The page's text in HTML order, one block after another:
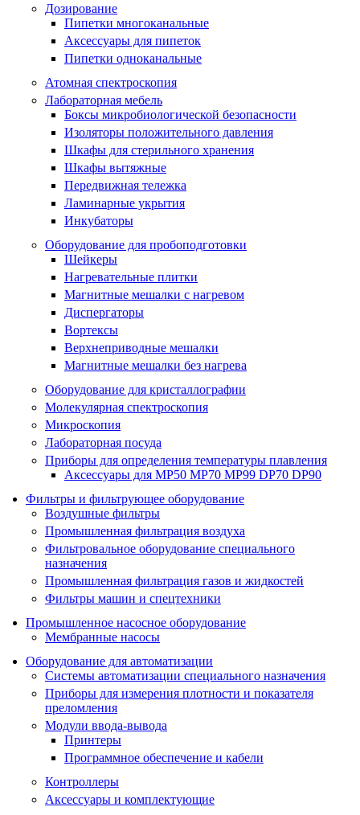
Дозирование
Пипетки многоканальные
Аксессуары для пипеток
Пипетки одноканальные
Атомная спектроскопия
Лабораторная мебель
Боксы микробиологической безопасности
Изоляторы положительного давления
Шкафы для стерильного хранения
Шкафы вытяжные
Передвижная тележка
Ламинарные укрытия
Инкубаторы
Оборудование для пробоподготовки
Шейкеры
Нагревательные плитки
Магнитные мешалки с нагревом
Диспергаторы
Вортексы
Верхнеприводные мешалки
Магнитные мешалки без нагрева
Оборудование для кристаллографии
Молекулярная спектроскопия
Микроскопия
Лабораторная посуда
Приборы для определения температуры плавления
Аксессуары для MP50 MP70 MP99 DP70 DP90
Фильтры и фильтрующее оборудование
Воздушные фильтры
Промышленная фильтрация воздуха
Фильтровальное оборудование специального
назначения
Промышленная фильтрация газов и жидкостей
Фильтры машин и спецтехники
Промышленное насосное оборудование
Мембранные насосы
Оборудование для автоматизации
Системы автоматизации специального назначения
Приборы для измерения плотности и показателя
преломления
Модули ввода-вывода
Принтеры
Программное обеспечение и кабели
Контроллеры
Аксессуары и комплектующие